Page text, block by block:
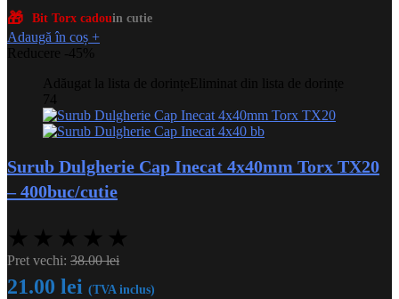
🎁 Bit Torx cadouin cutie
Adaugă în coș +
Reducere -45%
Adăugat la lista de dorințeEliminat din lista de dorințe
74
Surub Dulgherie Cap Inecat 4x40mm Torx TX20
– 400buc/cutie
★ ★ ★ ★ ★
Pret vechi: 38.00lei
21.00 lei (TVA inclus)